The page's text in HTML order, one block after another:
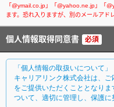
個人情報取得同意書 必須